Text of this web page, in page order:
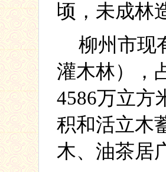
顷，未成林
柳州市现
灌木林），
4586万立方
积和活立木
木、油茶居